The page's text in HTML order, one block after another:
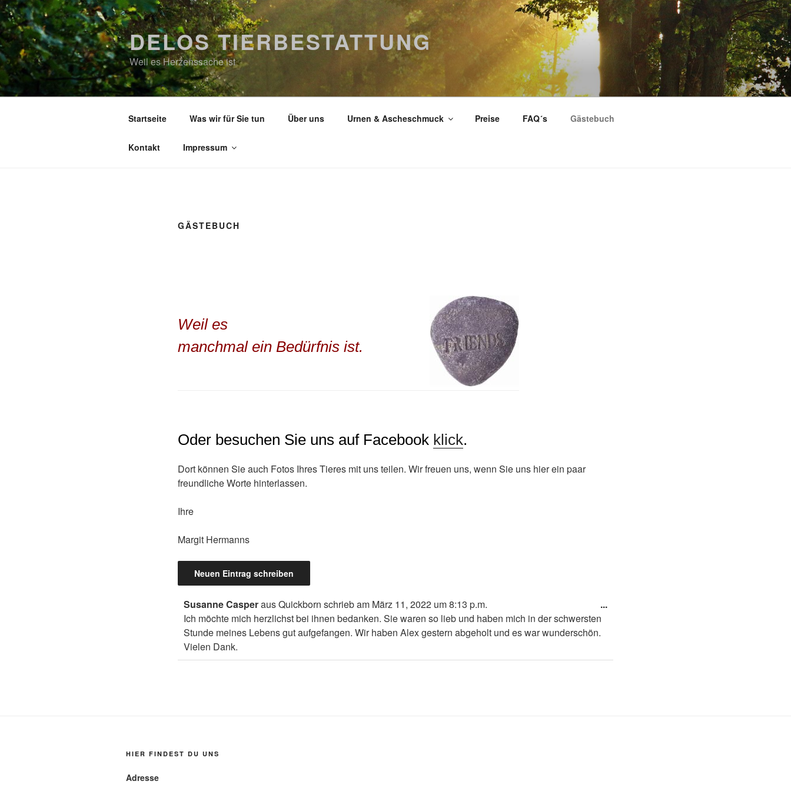
Zum
Inhalt
springen
DELOS TIERBESTATTUNG
Weil es Herzenssache ist
Startseite Was wir für Sie tun Über uns Urnen & Ascheschmuck Preise FAQ´s Gästebuch
Kontakt Impressum
GÄSTEBUCH
Weil es
manchmal ein Bedürfnis ist.
Oder besuchen Sie uns auf Facebook klick.
Dort können Sie auch Fotos Ihres Tieres mit uns teilen. Wir freuen uns, wenn Sie uns hier ein paar
freundliche Worte hinterlassen.
Ihre
Margit Hermanns
Susanne CasperausQuickborn schrieb am März 11, 2022 um8:13 p.m.
Ich möchte mich herzlichst bei ihnen bedanken. Sie waren so lieb und haben mich in der schwersten
Stunde meines Lebens gut aufgefangen. Wir haben Alex gestern abgeholt und es war wunderschön.
Vielen Dank.
...Diese
HIER FINDEST DU UNS
Adresse